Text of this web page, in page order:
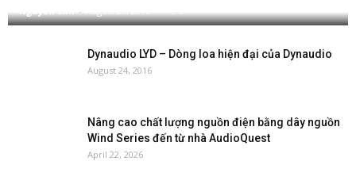
Nguyễn Lan - August 20, 2019 0
Dynaudio LYD – Dòng loa hiện đại của Dynaudio
August 24, 2016
Nâng cao chất lượng nguồn điện bằng dây nguồn
Wind Series đến từ nhà AudioQuest
April 22, 2026